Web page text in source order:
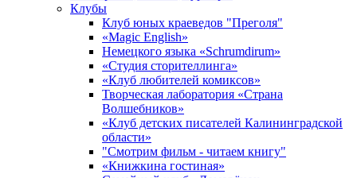
Клубы
Клуб юных краеведов "Преголя"
«Magic English»
Немецкого языка «Schrumdirum»
«Студия сторителлинга»
«Клуб любителей комиксов»
Творческая лаборатория «Страна
Волшебников»
«Клуб детских писателей Калининградской
области»
"Смотрим фильм - читаем книгу"
«Книжкина гостиная»